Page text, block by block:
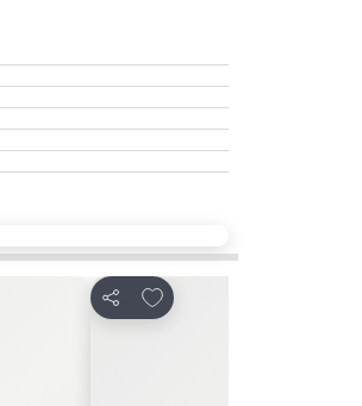
分享
放到收藏夾